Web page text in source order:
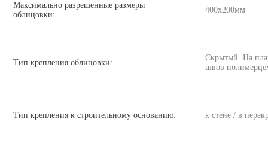
Максимально разрешенные размеры
облицовки:
400х200мм
Тип крепления облицовки:
Скрытый. На
швов
Тип крепления к строительному основанию: к стене / в